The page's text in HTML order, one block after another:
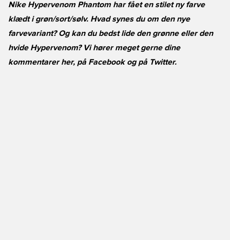
Nike Hypervenom Phantom har fået en stilet ny farve
klædt i grøn/sort/sølv. Hvad synes du om den nye
farvevariant? Og kan du bedst lide den grønne eller den
hvide Hypervenom? Vi hører meget gerne dine
kommentarer her, på Facebookog på Twitter.